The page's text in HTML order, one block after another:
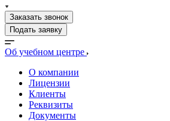
Заказать звонок
Подать заявку
Об учебном центре
О компании
Лицензии
Клиенты
Реквизиты
Документы